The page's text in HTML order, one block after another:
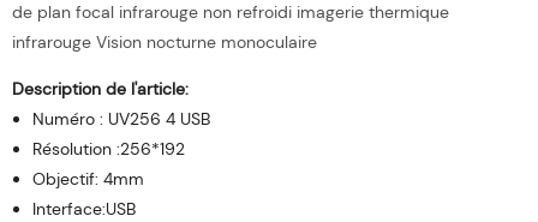
de plan focal infrarouge non refroidi imagerie thermique
infrarouge Vision nocturne monoculaire
Description de l'article:
Numéro : UV256 4 USB
Résolution :256*192
Objectif: 4mm
Interface:USB